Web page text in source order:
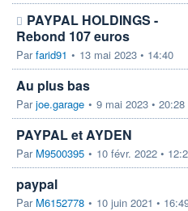
PAYPAL HOLDINGS -
Rebond 107 euros
Parfarid91 • 13 mai 2023 • 14:40
Au plus bas
Parjoe.garage • 9 mai 2023 • 20:28
PAYPAL et AYDEN
Par M9500395 • 10 févr. 2022 •
paypal
Par M6152778 • 10 juin 2021 •